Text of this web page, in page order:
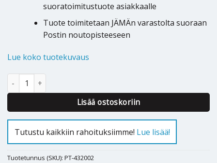
suoratoimitustuote asiakkaalle
Tuote toimitetaan JÄMÄn varastolta suoraan
Postin noutopisteeseen
Lue koko tuotekuvaus
Painemittari Jämä 4,0 bar määrä
Lisää ostoskoriin
Tutustu kaikkiin rahoituksiimme! Lue lisää!
Tuotetunnus (SKU): PT-432002